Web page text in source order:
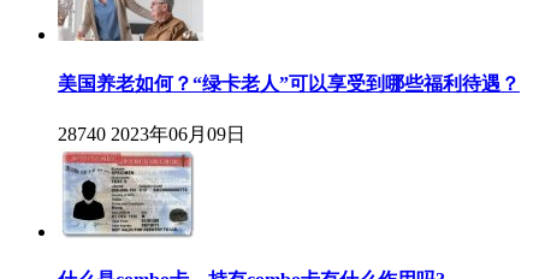
美国养老如何？“绿卡老人”可以享受到哪些福利待遇？
28740 2023年06月09日